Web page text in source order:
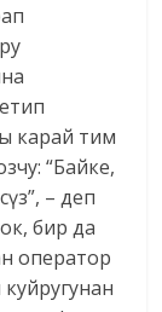
карай тим
“Байке,
– деп
бир да
оператор